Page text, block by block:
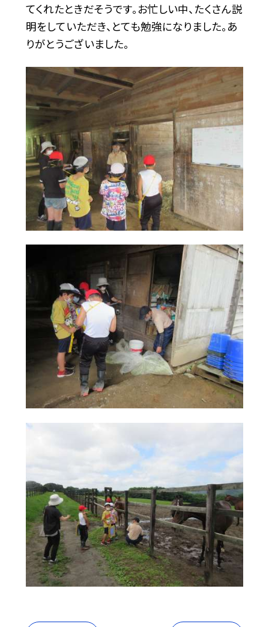
てくれたときだそうです。お忙しい中、たくさん説
明をしていただき、とても勉強になりました。あ
りがとうございました。